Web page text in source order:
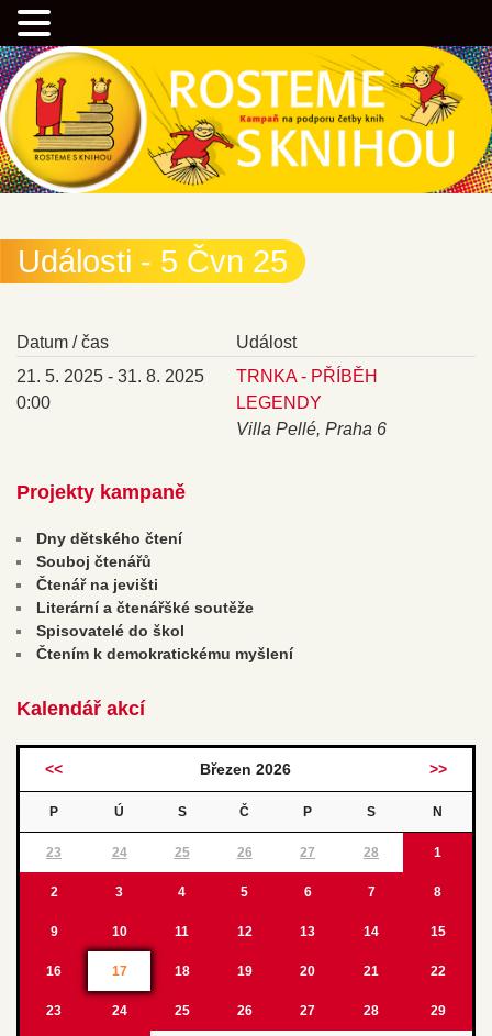
Přejít
k
hlavnímu
obsahu
webu
Rostemesknihou.cz
Kampaň na podporu četby knih
Události - 5 Čvn 25
Datum / čas
Událost
21. 5. 2025 - 31. 8. 2025
0:00
TRNKA - PŘÍBĚH
LEGENDY
Villa Pellé, Praha 6
Projekty kampaně
Dny dětského čtení
Souboj čtenářů
Čtenář na jevišti
Literární a čtenářšké soutěže
Spisovatelé do škol
Čtením k demokratickému myšlení
Kalendář akcí
<< Březen 2026 >>
P Ú S Č P S N
23 24 25 26 27 28 1
2 3 4 5 6 7 8
9 10 11 12 13 14 15
16 17 18 19 20 21 22
23 24 25 26 27 28 29